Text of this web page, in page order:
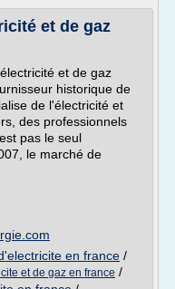
et de gaz
et de gaz
historique de
de l'électricité et
des professionnels
pas le seul
le marché de
en france /
et de gaz en france /